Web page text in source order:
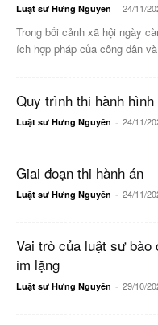
Luật sư Hưng Nguyên - 24/11/
Trong bối cảnh xã hội ngày
ích hợp pháp của công dân
Quy trình thi hành hình
Luật sư Hưng Nguyên - 24/11/
Giai đoạn thi hành án
Luật sư Hưng Nguyên - 24/11/
Vai trò của luật sư
im lặng
Luật sư Hưng Nguyên - 29/10/